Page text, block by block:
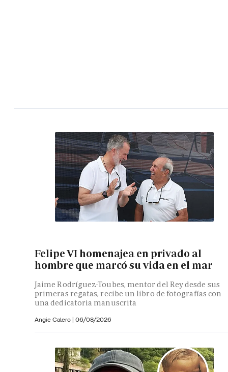
Felipe VI homenajea en privado al
hombre que marcó su vida en el mar
Jaime Rodríguez-Toubes, mentor del Rey desde sus
primeras regatas, recibe un libro de fotografías con
una dedicatoria manuscrita
Angie Calero | 06/08/2026